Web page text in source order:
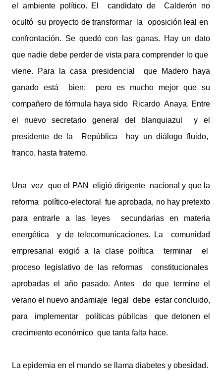
el ambiente político. El candidato de Calderón no
ocultó su proyecto de transformar la oposición leal en
confrontación. Se quedó con las ganas. Hay un dato
que nadie debe perder de vista para comprender lo que
viene. Para la casa presidencial que Madero haya
ganado está bien; pero es mucho mejor que su
compañero de fórmula haya sido Ricardo Anaya. Entre
el nuevo secretario general del blanquiazul y el
presidente de la República hay un diálogo fluido,
franco, hasta fraterno.
Una vez que el PAN eligió dirigente nacional y que la
reforma político-electoral fue aprobada, no hay pretexto
para entrarle a las leyes secundarias en materia
energética y de telecomunicaciones. La comunidad
empresarial exigió a la clase política terminar el
proceso legislativo de las reformas constitucionales
aprobadas el año pasado. Antes de que termine el
verano el nuevo andamiaje legal debe estar concluido,
para implementar políticas públicas que detonen el
crecimiento económico que tanta falta hace.
La epidemia en el mundo se llama diabetes y obesidad.